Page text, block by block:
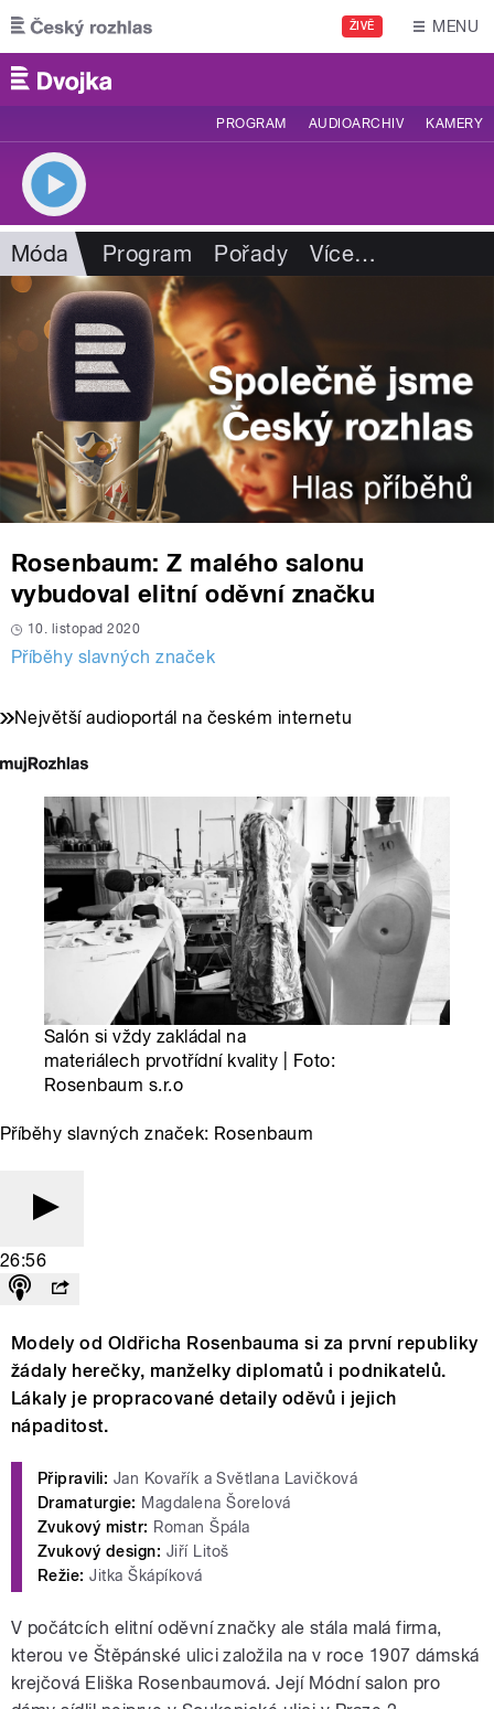
Přejít k hlavnímu obsahu
ŽIVĚ MENU
PROGRAM AUDIOARCHIV KAMERY
Móda Program Pořady Více…
Rosenbaum: Z malého salonu
vybudoval elitní oděvní značku
10. listopad 2020
Příběhy slavných značek
Největší audioportál na českém internetu
Salón si vždy zakládal na
materiálech prvotřídní kvality | Foto:
Rosenbaum s.r.o
Příběhy slavných značek: Rosenbaum
26:56
Modely od Oldřicha Rosenbauma si za první republiky
žádaly herečky, manželky diplomatů i podnikatelů.
Lákaly je propracované detaily oděvů i jejich
nápaditost.
Připravili: Jan Kovařík a Světlana Lavičková
Dramaturgie: Magdalena Šorelová
Zvukový mistr: Roman Špála
Zvukový design: Jiří Litoš
Režie: Jitka Škápíková
V počátcích elitní oděvní značky ale stála malá firma,
kterou ve Štěpánské ulici založila na v roce 1907 dámská
krejčová Eliška Rosenbaumová. Její Módní salon pro